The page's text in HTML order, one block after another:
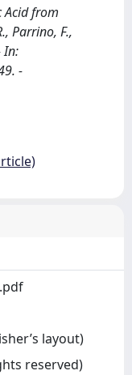
Acid from
Parrino, F.,
In:
-
layout)
reserved)